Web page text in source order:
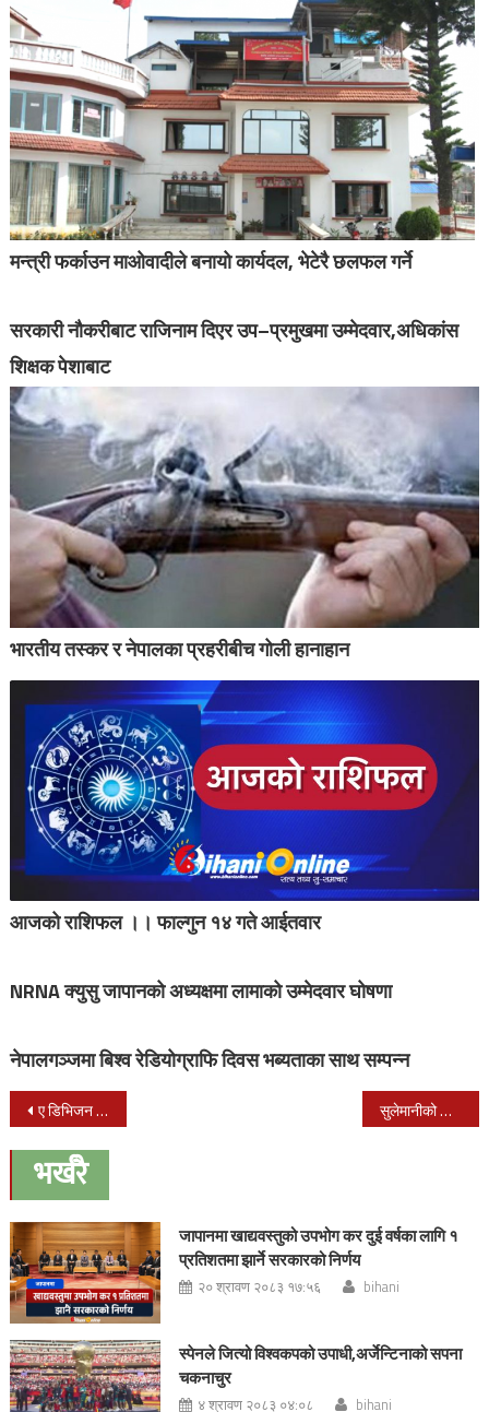
मन्त्री फर्काउन माओवादीले बनायो कार्यदल, भेटेरै छलफल गर्ने
सरकारी नौकरीबाट राजिनाम दिएर उप–प्रमुखमा उम्मेदवार,अधिकांस
शिक्षक पेशाबाट
भारतीय तस्कर र नेपालका प्रहरीबीच गोली हानाहान
आजको राशिफल ।। फाल्गुन १४ गते आईतवार
NRNA क्युसु जापानको अध्यक्षमा लामाको उम्मेदवार घोषणा
नेपालगञ्जमा बिश्व रेडियोग्राफि दिवस भब्यताका साथ सम्पन्न
Post
navigation
ए डिभिजन लिग फुटबल : मनाङ र मछिन्द्रको भिडन्त बराबरी सुलेमानीको अन्त्येष्टीमा भागदौड हुँदा-कम्तिमा ३५ जनाको मृत्यु
भर्खरै
जापानमा खाद्यवस्तुको उपभोग कर दुई वर्षका लागि १
प्रतिशतमा झार्ने सरकारको निर्णय
२० श्रावण २०८३ १७:५६ bihani
स्पेनले जित्यो विश्वकपको उपाधी,अर्जेन्टिनाको सपना
चकनाचुर
४ श्रावण २०८३ ०४:०८ bihani